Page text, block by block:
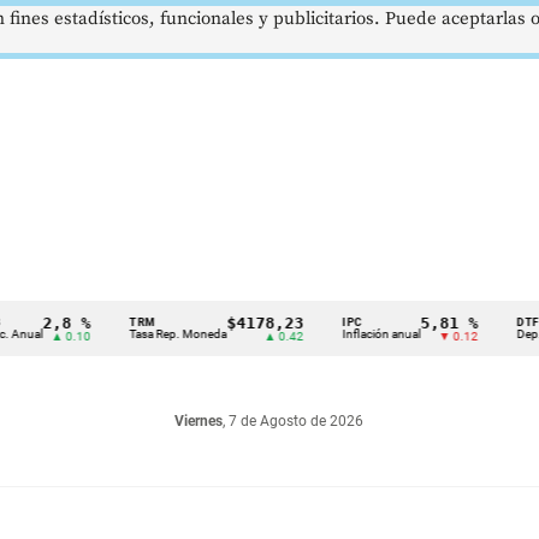
2,8 %
▲ 0.10
TRM
Tasa Rep. Moneda
$4178,23
▲ 0.42
IPC
Inflación anual
5,81 %
▼ 0.12
DTF
Dep.
Viernes, 7 de Agosto de 2026
estadísticos, funcionales y publicitarios. Puede aceptarlas